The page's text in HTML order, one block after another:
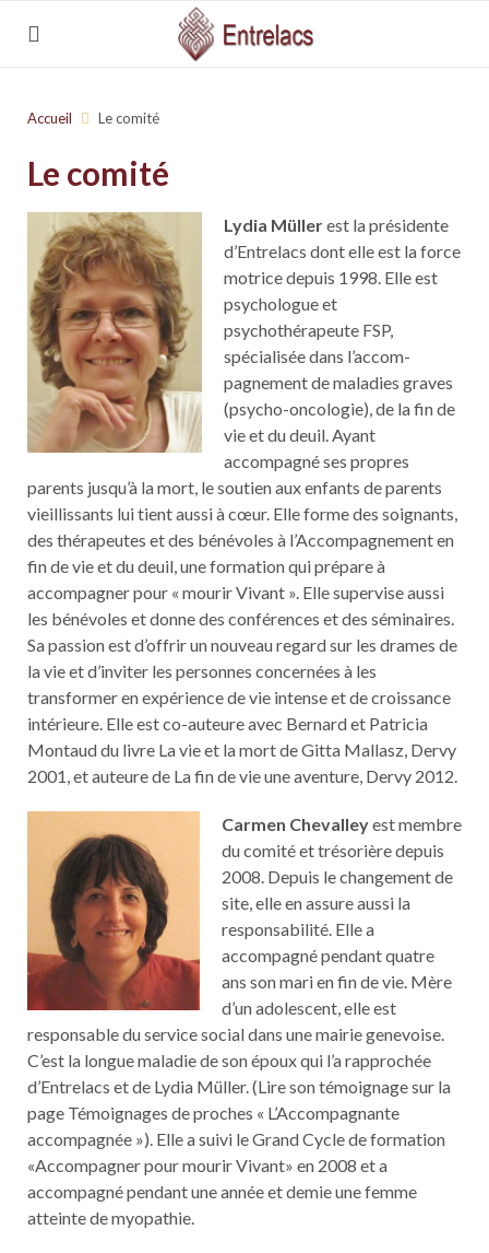
Accueil Le comité
Le comité
Lydia Müllerest la présidente
d’Entrelacs dont elle est la force
motrice depuis 1998. Elle est
psychologue et
psychothérapeute FSP,
spécialisée dans l’accom-
pagnement de maladies graves
(psycho-oncologie), de la fin de
vie et du deuil. Ayant
accompagné ses propres
parents jusqu’à la mort, le soutien aux enfants de parents
vieillissants lui tient aussi à cœur. Elle forme des soignants,
des thérapeutes et des bénévoles à l’Accompagnement en
fin de vie et du deuil, une formation qui prépare à
accompagner pour « mourir Vivant ». Elle supervise aussi
les bénévoles et donne des conférences et des séminaires.
Sa passion est d’offrir un nouveau regard sur les drames de
la vie et d’inviter les personnes concernées à les
transformer en expérience de vie intense et de croissance
intérieure. Elle est co-auteure avec Bernard et Patricia
Montaud du livre La vie et la mort de Gitta Mallasz, Dervy
2001, et auteure de La fin de vie une aventure, Dervy 2012.
Carmen Chevalleyest membre
du comité et trésorière depuis
2008. Depuis le changement de
site, elle en assure aussi la
responsabilité. Elle a
accompagné pendant quatre
ans son mari en fin de vie. Mère
d’un adolescent, elle est
responsable du service social dans une mairie genevoise.
C’est la longue maladie de son époux qui l’a rapprochée
d’Entrelacs et de Lydia Müller. (Lire son témoignage sur la
page Témoignages de proches « L’Accompagnante
accompagnée »). Elle a suivi le Grand Cycle de formation
«Accompagner pour mourir Vivant» en 2008 et a
accompagné pendant une année et demie une femme
atteinte de myopathie.